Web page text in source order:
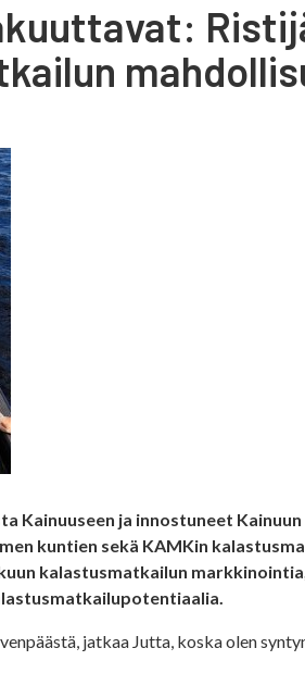
Kainuuseen ja innostuneet
kuntien sekä KAMKin
kalastusmatkailun
jatkaa Jutta, koska olen